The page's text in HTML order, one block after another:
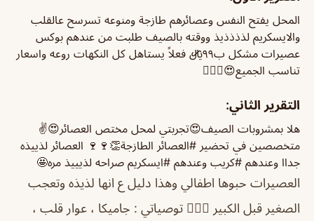
المحل يفتح النفس وعصائرهم طازجة ومنوعه تسرسح عالقلب
والايسكريم لذذذذيذ ووقته بالصيف طلبت من عندهم بوكس
عصيرات مشكل ب٩٩﷼ فعلاً يستاهل كل النكهات روعه واسعار
تناسب الجميع😍👌🏻💛
التقرير الثاني:
هلا بمشروبات الصيف😍تجربتي لمحل مختص العصائر😍✌️
متخصصين في تحضير #العصائر الطازجة👏🍷🍷 العصائر لذييذه
جداا وعندهم #كريب وعندهم #ايسكريم صراحه لذيييذ مره🤩
العصيرات حبوها اطفالي وهذا دليل ع انها لذيذه وتعجب
الصغير قبل الكبير 👌🏼😋 توصياتي : جاميكا ، عوار قلب ،